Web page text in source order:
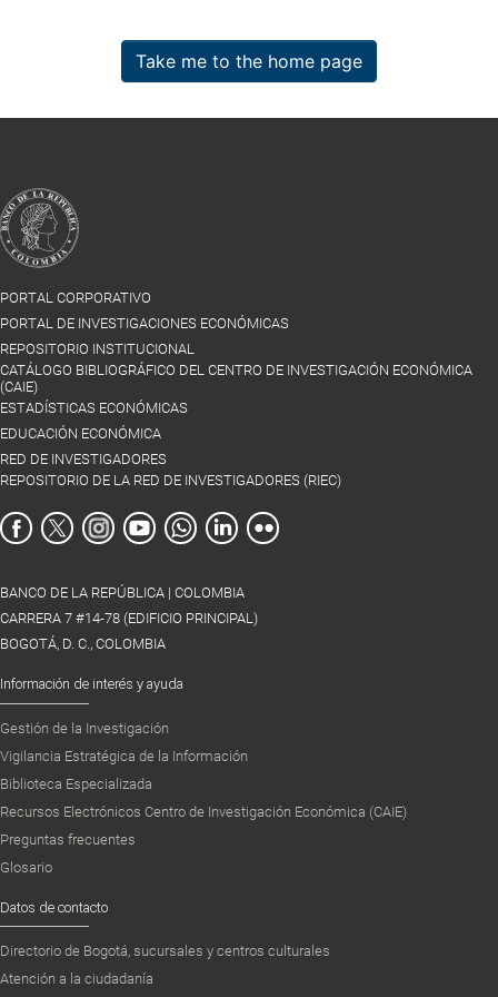
Take me to the home page
PORTAL CORPORATIVO
PORTAL DE INVESTIGACIONES ECONÓMICAS
REPOSITORIO INSTITUCIONAL
CATÁLOGO BIBLIOGRÁFICO DEL CENTRO DE INVESTIGACIÓN ECONÓMICA
(CAIE)
ESTADÍSTICAS ECONÓMICAS
EDUCACIÓN ECONÓMICA
RED DE INVESTIGADORES
REPOSITORIO DE LA RED DE INVESTIGADORES (RIEC)
BANCO DE LA REPÚBLICA | COLOMBIA
CARRERA 7 #14-78 (EDIFICIO PRINCIPAL)
BOGOTÁ, D. C., COLOMBIA
Información de interés y ayuda
Gestión de la Investigación
Vigilancia Estratégica de la Información
Biblioteca Especializada
Recursos Electrónicos Centro de Investigación Económica (CAIE)
Preguntas frecuentes
Glosario
Datos de contacto
Directorio de Bogotá, sucursales y centros culturales
Atención a la ciudadanía